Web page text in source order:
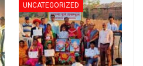
UNCATEGORIZED